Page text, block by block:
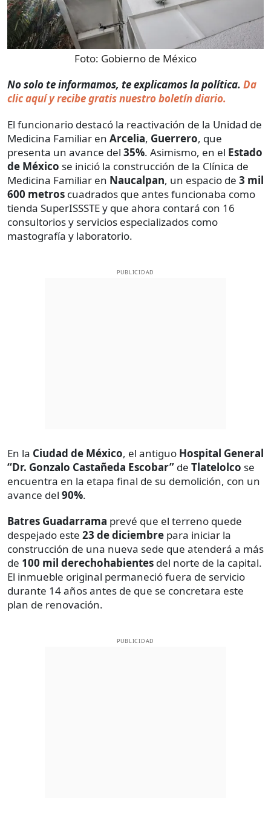
Foto: Gobierno de México
No solo te informamos, te explicamos la política. Da
clic aquí y recibe gratis nuestro boletín diario.
El funcionario destacó la reactivación de la Unidad de
Medicina Familiar en Arcelia, Guerrero, que
presenta un avance del 35%. Asimismo, en el Estado
de México se inició la construcción de la Clínica de
Medicina Familiar en Naucalpan, un espacio de 3 mil
600 metros cuadrados que antes funcionaba como
tienda SuperISSSTE y que ahora contará con 16
consultorios y servicios especializados como
mastografía y laboratorio.
PUBLICIDAD
En la Ciudad de México, el antiguo Hospital General
“Dr. Gonzalo Castañeda Escobar” de Tlatelolco se
encuentra en la etapa final de su demolición, con un
avance del 90%.
Batres Guadarrama prevé que el terreno quede
despejado este 23 de diciembre para iniciar la
construcción de una nueva sede que atenderá a más
de 100 mil derechohabientes del norte de la capital.
El inmueble original permaneció fuera de servicio
durante 14 años antes de que se concretara este
plan de renovación.
PUBLICIDAD